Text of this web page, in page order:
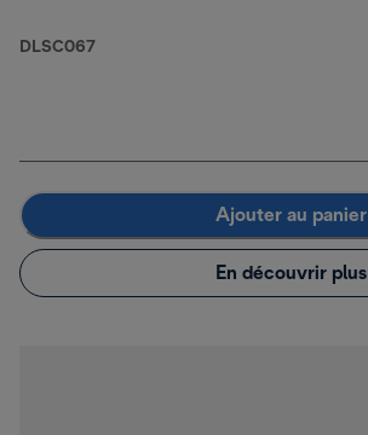
DLSC067
Ajouter au panier
En découvrir plus